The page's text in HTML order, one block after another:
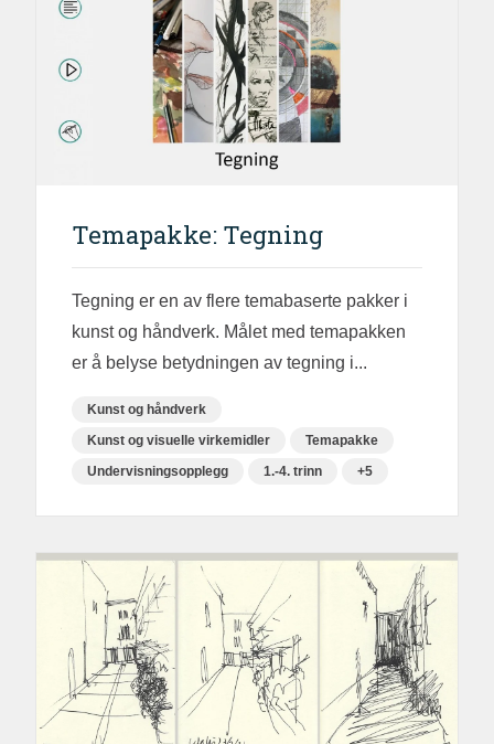
Temapakke: Tegning
Tegning er en av flere temabaserte pakker i
kunst og håndverk. Målet med temapakken
er å belyse betydningen av tegning i...
Kunst og håndverk
Kunst og visuelle virkemidler
Temapakke
Undervisningsopplegg
1.-4. trinn +5